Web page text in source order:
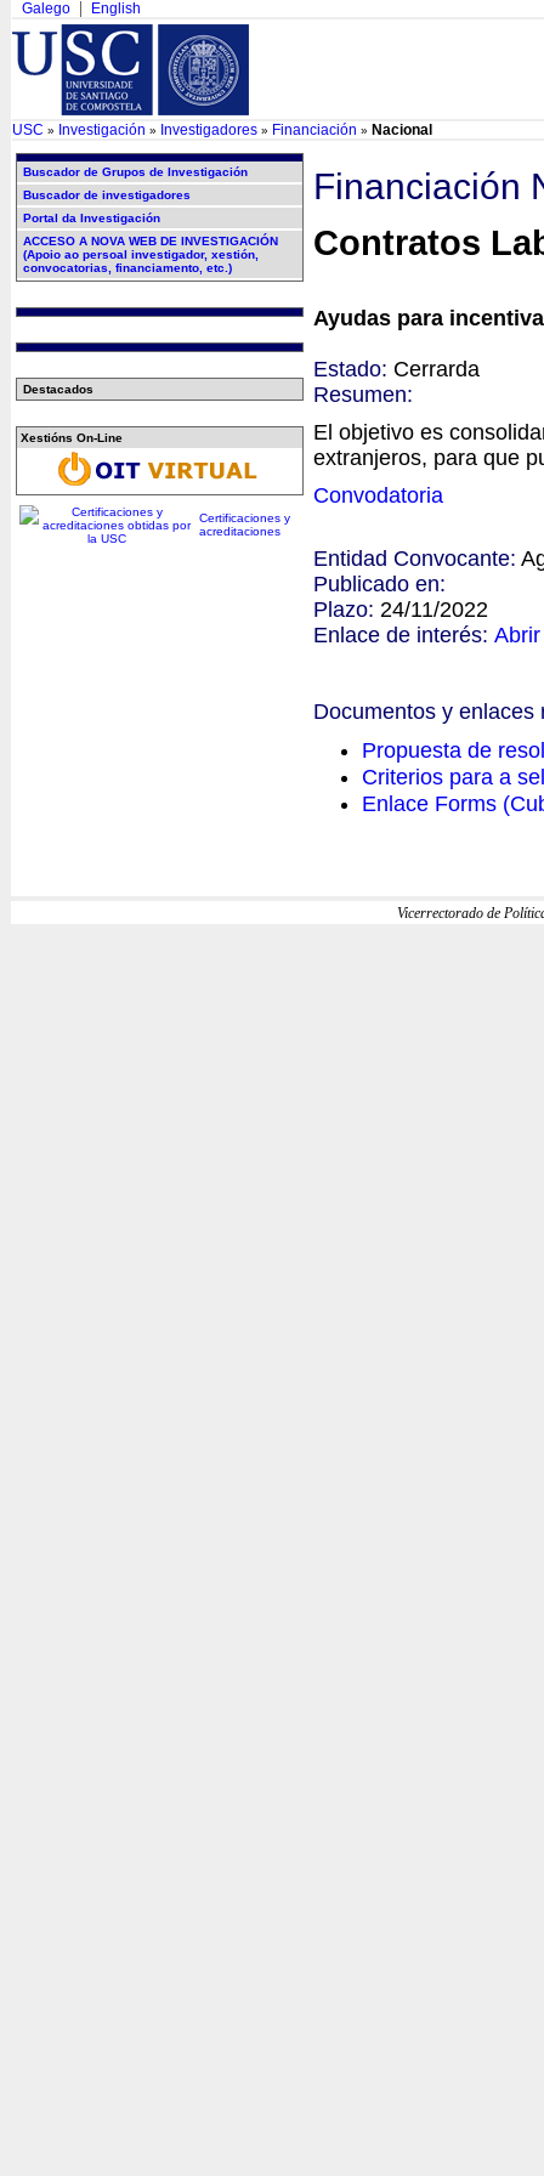
Galego English
USC » Investigación » Investigadores » Financiación » Nacional
Buscador de Grupos de Investigación
Buscador de investigadores
Portal da Investigación
ACCESO A NOVA WEB DE INVESTIGACIÓN
(Apoio ao persoal investigador, xestión,
convocatorias, financiamento, etc.)
Destacados
Xestións On-Line
Certificaciones y
acreditaciones
Financiación
Contratos
Ayudas para
Estado: Cerrarda
Resumen:
El objetivo es
extranjeros, para que
Convodatoria
Entidad Convocante:
Publicado en:
Plazo: 24/11/2022
Enlace de interés:
Documentos y enlaces
Propuesta de
Criterios para a
Enlace Forms
Vicerrectorado de